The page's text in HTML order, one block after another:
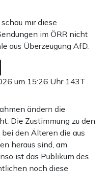
mir diese
im ÖRR nicht
aus Überzeugung AfD.
um 15:26 Uhr 143T
ändern die
Die Zustimmung zu den
den Älteren die aus
heraus sind, am
ist das Publikum des
noch diese